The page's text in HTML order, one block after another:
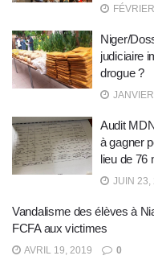
Niger/
judiciaire
drogue ?
Audit
à gagner
lieu de 76
JUIN 23,
Vandalisme des élèves à
FCFA aux victimes
AVRIL 19, 2019 0